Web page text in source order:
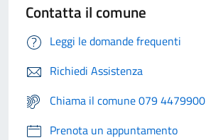
Contatta il comune
Leggi le domande frequenti
Richiedi Assistenza
Chiama il comune 079 4479900
Prenota un appuntamento